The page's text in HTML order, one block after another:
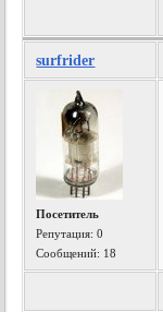
surfrider
Посетитель
Репутация:0
Сообщений: 18